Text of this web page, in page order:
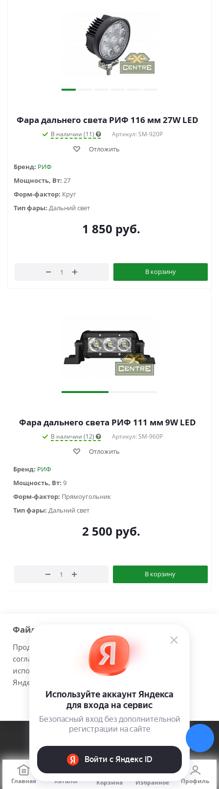
Главная Каталог Корзина Избранное Профиль
Фара дальнего света РИФ 116 мм 27W LED
В наличии (11) Артикул: SM-920P
Отложить
Бренд: РИФ
Мощность, Вт: 27
Форм-фактор: Круг
Тип фары: Дальний свет
1 850 руб.
В корзину
Фара дальнего света РИФ 111 мм 9W LED
В наличии (12) Артикул: SM-960P
Отложить
Бренд: РИФ
Мощность, Вт: 9
Форм-фактор: Прямоугольник
Тип фары: Дальний свет
2 500 руб.
В корзину
2 3
О компании
Новости
Политика
Файлы cookie
Продолжая использовать наш сайт Вы даете
согласие на обработку файлов cookie и
использовании сервисов веб-аналитики
Яндекс.Метрика.
Принимаю Подробнее